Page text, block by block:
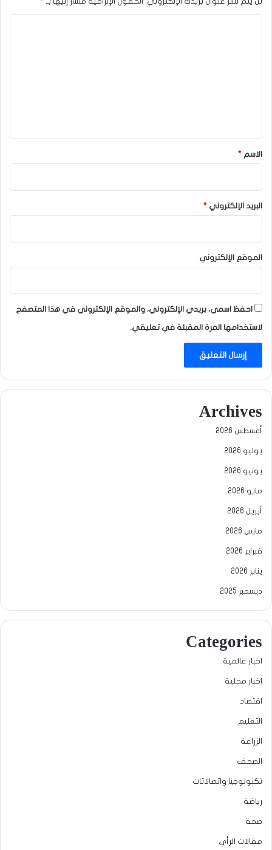
*
الاسم *
البريد الإلكتروني *
الموقع الإلكتروني
احفظ اسمي، بريدي الإلكتروني، والموقع الإلكتروني في هذا المتصفح
لاستخدامها المرة المقبلة في تعليقي.
Archives
أغسطس 2026
يوليو 2026
يونيو 2026
مايو 2026
أبريل 2026
مارس 2026
فبراير 2026
يناير 2026
ديسمبر 2025
Categories
اخبار عالمية
اخبار محلية
اقتصاد
التعليم
الزراعة
الصحف
تكنولوجيا واتصالاتات
رياضة
صحة
مقالات الرأي